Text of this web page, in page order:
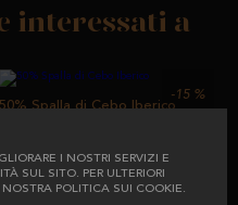
I NOSTRI SERVIZI E
SUL SITO. PER ULTERIORI
POLITICA SUI COOKIE.
interessati a
50% Spalla di Cebo Iberico
da
precedentemente
-15 %